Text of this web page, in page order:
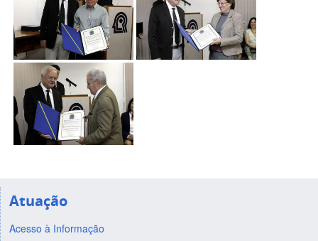
Atuação
Acesso à Informação